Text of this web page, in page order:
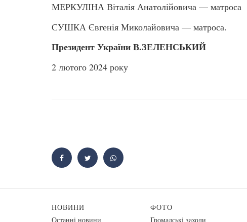
МЕРКУЛІНА Віталія Анатолійовича — матроса
СУШКА Євгенія Миколайовича — матроса.
Президент України В.ЗЕЛЕНСЬКИЙ
2 лютого 2024 року
НОВИНИ
Останні новини
ФОТО
Громадські заходи